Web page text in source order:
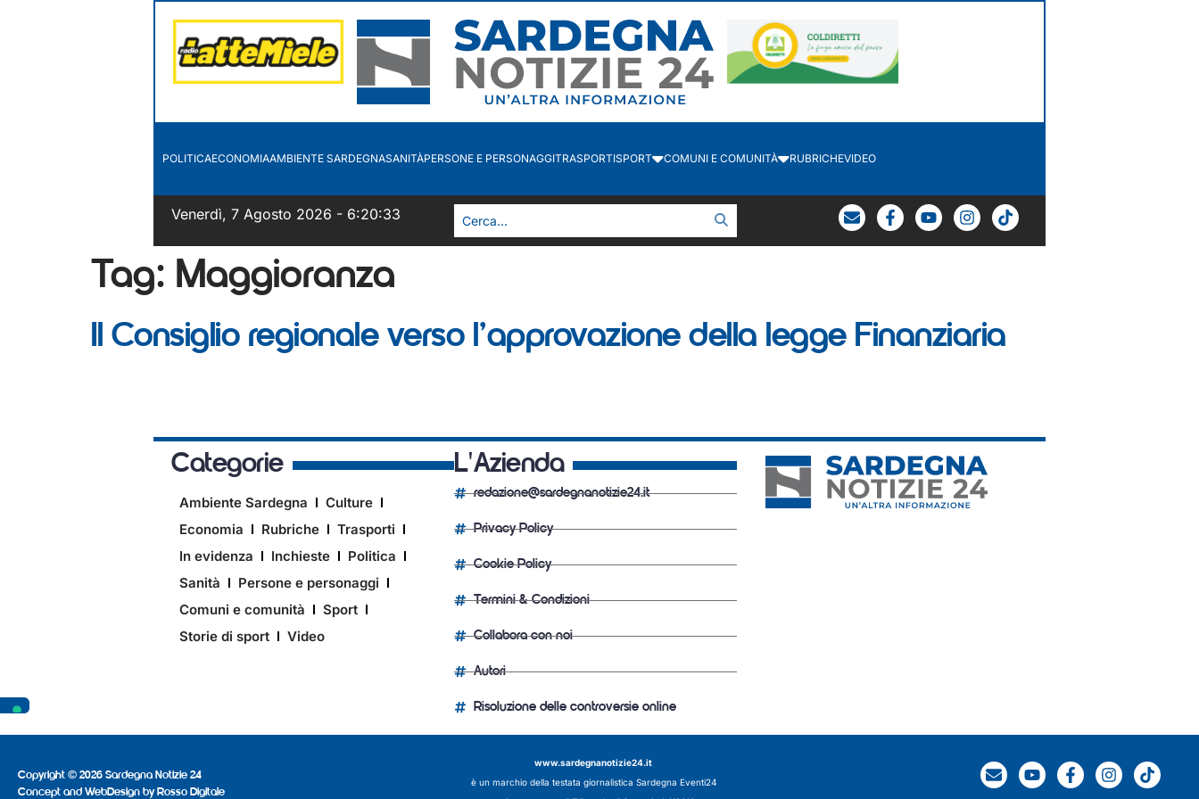
POLITICAECONOMIAAMBIENTE SARDEGNASANITÀPERSONE E PERSONAGGITRASPORTISPORT COMUNI E COMUNITÀ RUBRICHEVIDEO
Venerdì, 7 Agosto 2026 - 6:20:34
Tag: Maggioranza
Il Consiglio regionale verso l’approvazione della legge Finanziaria
Categorie
Ambiente Sardegna
Culture
Economia
Rubriche
Trasporti
In evidenza
Inchieste
Politica
Sanità
Persone e personaggi
Comuni e comunità
Sport
Storie di sport
Video
L'Azienda
redazione@sardegnanotizie24.it
Privacy Policy
Cookie Policy
Termini & Condizioni
Collabora con noi
Autori
Risoluzione delle controversie online
Copyright © 2026 Sardegna Notizie 24
Concept and WebDesign by Rosso Digitale
www.sardegnanotizie24.it
è un marchio della testata giornalistica Sardegna Eventi24